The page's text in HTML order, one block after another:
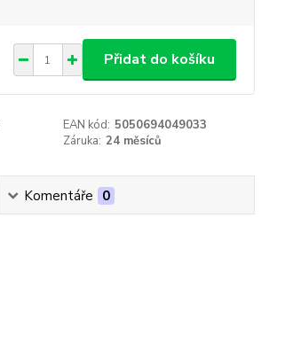
Přidat do košíku
EAN kód: 5050694049033
Záruka: 24 měsíců
Komentáře 0